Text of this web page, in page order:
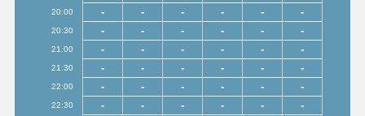
20:00 - - - - - -
20:30 - - - - - -
21:00 - - - - - -
21:30 - - - - - -
22:00 - - - - - -
22:30 - - - - - -